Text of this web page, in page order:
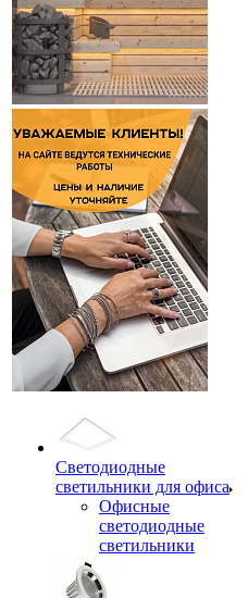
Светодиодные
светильники для офиса
Офисные
светодиодные
светильники